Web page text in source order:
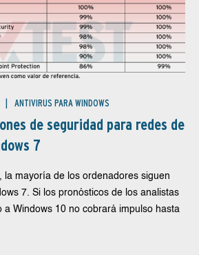
ANTIVIRUS PARA WINDOWS
de seguridad para redes de
7
la mayoría de los ordenadores siguen
7. Si los pronósticos de los analistas
a Windows 10 no cobrará impulso hasta